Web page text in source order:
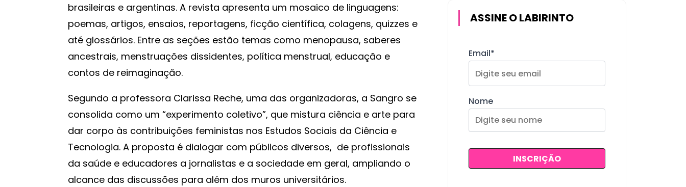
brasileiras e argentinas. A revista apresenta um mosaico de linguagens:
poemas, artigos, ensaios, reportagens, ficção científica, colagens, quizzes e
até glossários. Entre as seções estão temas como menopausa, saberes
ancestrais, menstruações dissidentes, política menstrual, educação e
contos de reimaginação.
Segundo a professora Clarissa Reche, uma das organizadoras, a Sangro se
consolida como um “experimento coletivo”, que mistura ciência e arte para
dar corpo às contribuições feministas nos Estudos Sociais da Ciência e
Tecnologia. A proposta é dialogar com públicos diversos, de profissionais
da saúde e educadores a jornalistas e a sociedade em geral, ampliando o
alcance das discussões para além dos muros universitários.
ASSINE O LABIRINTO
Email*
Nome